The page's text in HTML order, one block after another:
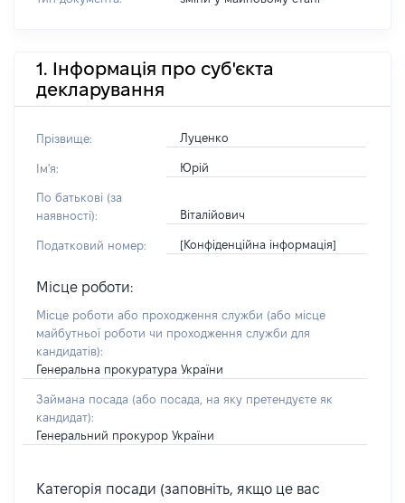
1. Інформація про суб'єкта
декларування
Прізвище: Луценко
Ім'я: Юрій
По батькові (за
наявності):
Віталійович
Податковий номер: [Конфіденційна інформація]
Місце роботи:
Місце роботи або проходження служби (або місце
майбутньої роботи чи проходження служби для
кандидатів):
Генеральна прокуратура України
Займана посада (або посада, на яку претендуєте як
кандидат):
Генеральний прокурор України
Категорія посади (заповніть, якщо це вас